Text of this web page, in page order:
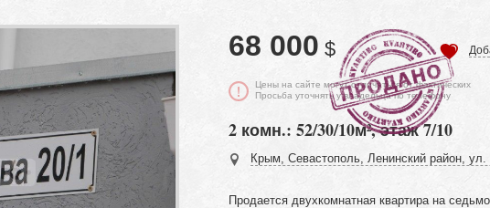
68 000 $
Цены на сайте могут отличаться от фактических
Просьба уточнять у владельца по телефону
2 комн.: 52/30/10м², этаж 7/10
Крым, Севастополь, Ленинский район,
Продается двухкомнатная квартира на